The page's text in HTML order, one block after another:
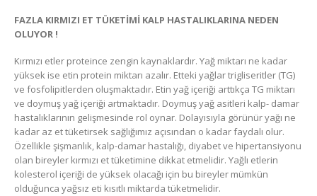
FAZLA KIRMIZI ET TÜKETİMİ KALP HASTALIKLARINA NEDEN
OLUYOR !
Kırmızı etler proteince zengin kaynaklardır. Yağ miktarı ne kadar
yüksek ise etin protein miktarı azalır. Etteki yağlar trigliseritler (TG)
ve fosfolipitlerden oluşmaktadır. Etin yağ içeriği arttıkça TG miktarı
ve doymuş yağ içeriği artmaktadır. Doymuş yağ asitleri kalp- damar
hastalıklarının gelişmesinde rol oynar. Dolayısıyla görünür yağı ne
kadar az et tüketirsek sağlığımız açısından o kadar faydalı olur.
Özellikle şişmanlık, kalp-damar hastalığı, diyabet ve hipertansiyonu
olan bireyler kırmızı et tüketimine dikkat etmelidir. Yağlı etlerin
kolesterol içeriği de yüksek olacağı için bu bireyler mümkün
olduğunca yağsız eti kısıtlı miktarda tüketmelidir.